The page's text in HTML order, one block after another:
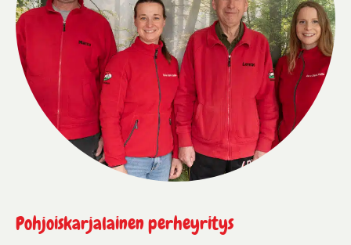
Pohjoiskarjalainen perheyritys